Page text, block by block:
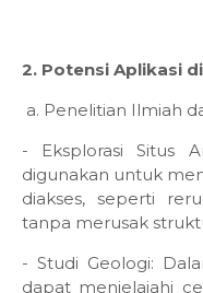
2. Potensi Aplikasi
a. Penelitian Ilmiah
- Eksplorasi Situs
digunakan untuk
diakses, seperti
tanpa merusak
- Studi Geologi:
dapat menjelajahi